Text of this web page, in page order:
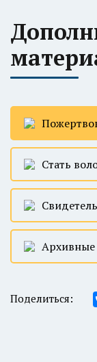
Стать
Поделиться: